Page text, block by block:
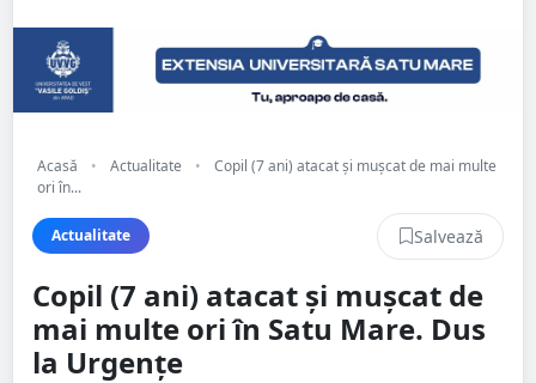
Acasă • Actualitate •
Copil (7 ani) atacat și mușcat de mai multe
ori în...
Actualitate Salvează
Copil (7 ani) atacat și mușcat de
mai multe ori în Satu Mare. Dus
la Urgențe